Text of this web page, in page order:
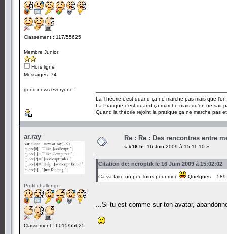
Classement : 117/55625
Membre Junior
Hors ligne
Messages: 74
good news everyone !
La Théorie c’est quand ça ne marche pas mais que
La Pratique c’est quand ça marche mais qu’on ne sait
Quand la théorie rejoint la pratique ça ne marche pas
ar.ray
Profil challenge
Classement : 6015/55625
Re : Re : Des rencontres entre
« #16 le: 16 Juin 2009 à 15:11:10 »
Citation de: neroptik le 16 Juin 2009 à 15:02:02
Ca va faire un peu loins pour moi Quelques
...Si tu est comme sur ton avatar,